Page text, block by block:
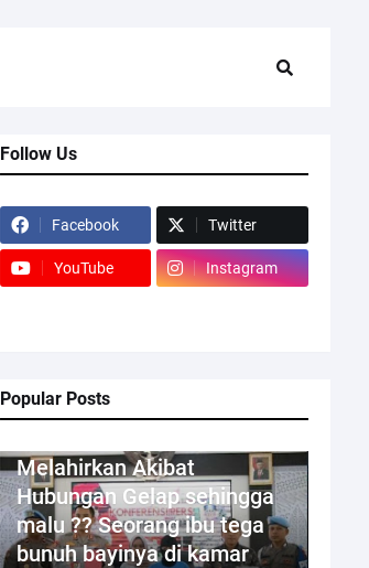
Follow Us
Facebook Twitter
YouTube Instagram
Popular Posts
Melahirkan Akibat
Hubungan Gelap sehingga
malu ?? Seorang ibu tega
bunuh bayinya di kamar